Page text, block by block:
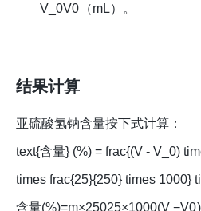
V_0V0 （mL）。
结果计算
亚硫酸氢钠含量按下式计算：
text{含量} (%) = frac{(V - V_0)
times frac{25}{250} times 1000}
含量(%)=m×25025×1000(V −V0)